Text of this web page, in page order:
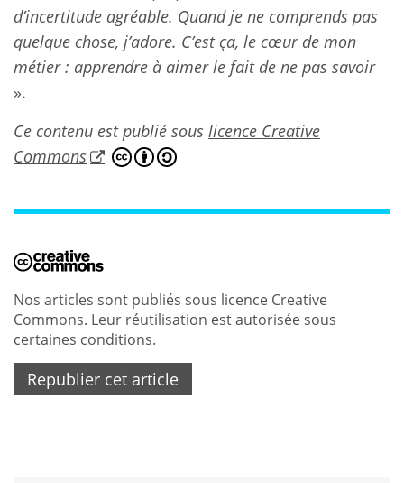
d’incertitude agréable. Quand je ne comprends pas
quelque chose, j’adore. C’est ça, le cœur de mon
métier : apprendre à aimer le fait de ne pas savoir
».
Ce contenu est publié sous licence Creative
Commons
Nos articles sont publiés sous licence Creative
Commons. Leur réutilisation est autorisée sous
certaines conditions.
Republier cet article